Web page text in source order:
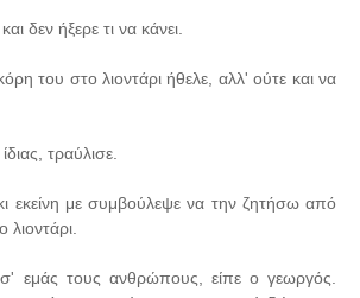
δεν ήξερε τι να κάνει.
του στο λιοντάρι ήθελε, αλλ' ούτε και να
τραύλισε.
εκείνη με συμβούλεψε να την ζητήσω από
σ' εμάς τους ανθρώπους, είπε ο γεωργός.